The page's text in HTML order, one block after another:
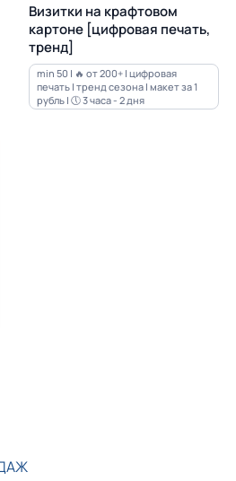
Визитки на крафтовом
картоне [цифровая печать,
тренд]
min 50 | 🔥 от 200+ | цифровая
печать | тренд сезона | макет за 1
рубль | 🕔 3 часа - 2 дня